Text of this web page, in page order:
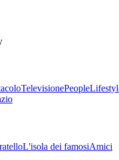
TelevisionePeople
L'isola dei famosiAmici